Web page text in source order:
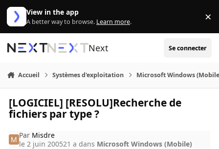
Aller au contenu
View in the app
A better way to browse. Learn more. ×
Next Se connecter
Accueil Systèmes d'exploitation Microsoft Windows
[LOGICIEL] [RESOLU]Recherche de
fichiers par type ?
Par Misdre
le 2 juin 200521 a dans Microsoft Windows (Mobile)